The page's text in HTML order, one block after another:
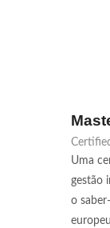
Uma
gestão
o